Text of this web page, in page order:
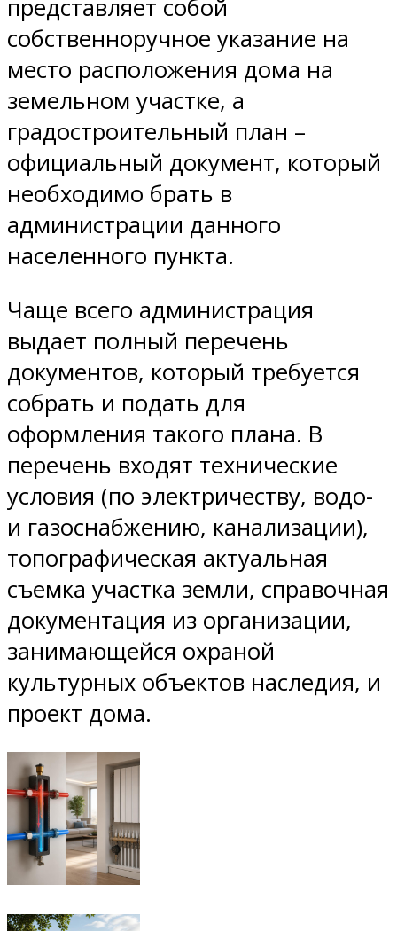
представляет собой
собственноручное указание на
место расположения дома на
земельном участке, а
градостроительный план –
официальный документ, который
необходимо брать в
администрации данного
населенного пункта.
Чаще всего администрация
выдает полный перечень
документов, который требуется
собрать и подать для
оформления такого плана. В
перечень входят технические
условия (по электричеству, водо-
и газоснабжению, канализации),
топографическая актуальная
съемка участка земли, справочная
документация из организации,
занимающейся охраной
культурных объектов наследия, и
проект дома.